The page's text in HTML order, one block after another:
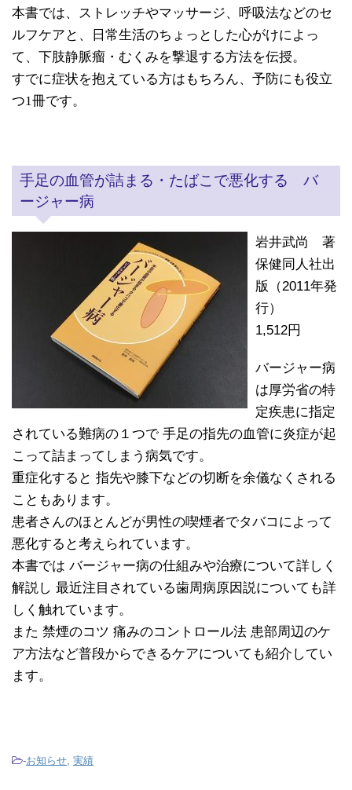
本書では、ストレッチやマッサージ、呼吸法などのセ
ルフケアと、日常生活のちょっとした心がけによっ
て、下肢静脈瘤・むくみを撃退する方法を伝授。
すでに症状を抱えている方はもちろん、予防にも役立
つ1冊です。
手足の血管が詰まる・たばこで悪化する バ
ージャー病
岩井武尚 著
保健同人社出
版（2011年発
行）
1,512円
バージャー病
は厚労省の特
定疾患に指定
されている難病の１つで 手足の指先の血管に炎症が起
こって詰まってしまう病気です。
重症化すると 指先や膝下などの切断を余儀なくされる
こともあります。
患者さんのほとんどが男性の喫煙者でタバコによって
悪化すると考えられています。
本書では バージャー病の仕組みや治療について詳しく
解説し 最近注目されている歯周病原因説についても詳
しく触れています。
また 禁煙のコツ 痛みのコントロール法 患部周辺のケ
ア方法など普段からできるケアについても紹介してい
ます。
-お知らせ, 実績